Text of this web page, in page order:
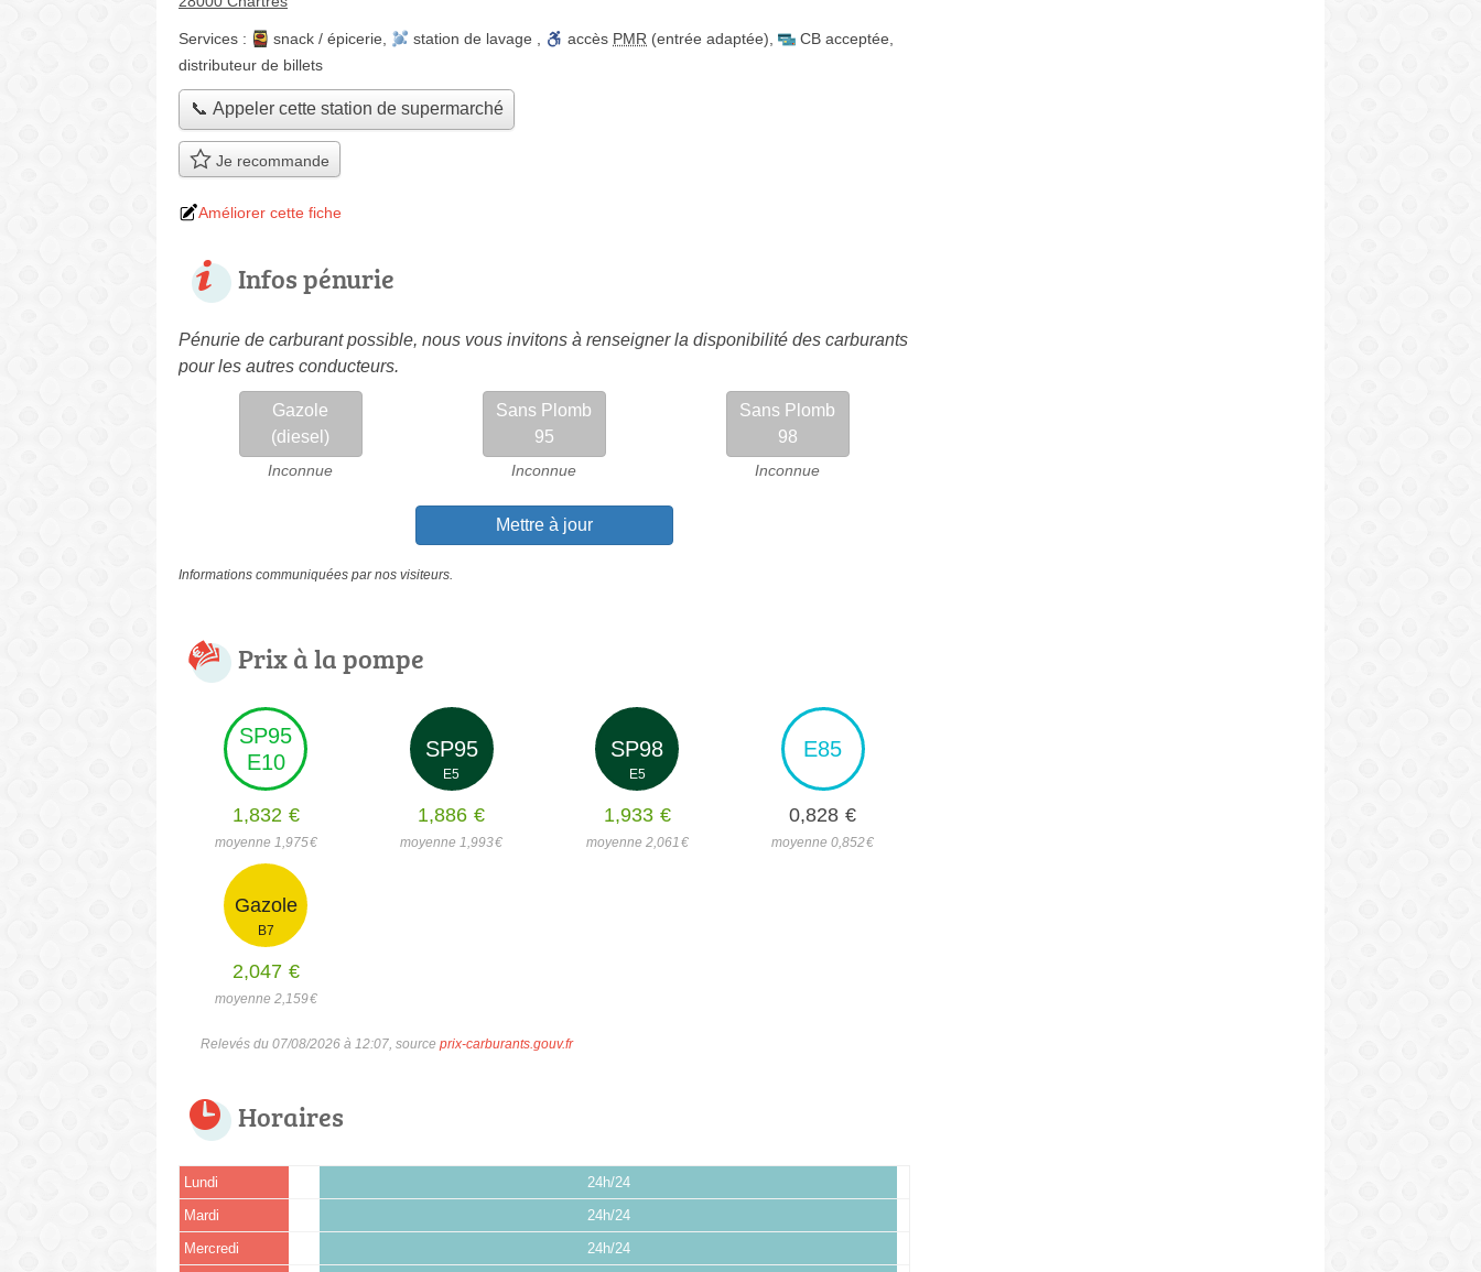
Services : snack / épicerie station de lavage accès PMR (entrée adaptée) CB acceptée
distributeur de billets
📞 Appeler cette station de supermarché
Je recommande
Améliorer cette fiche
Infos pénurie
Pénurie de carburant possible, nous vous invitons à renseigner la disponibilité des carburants
pour les autres conducteurs.
Gazole
(diesel)
Inconnue
Sans Plomb
95
Inconnue
Sans Plomb
98
Inconnue
Mettre à jour
Informations communiquées par nos visiteurs.
Prix à la pompe
SP95
E10
1,832 €
moyenne 1,975€
SP95
E5
1,886 €
moyenne 1,993€
SP98
E5
1,933 €
moyenne 2,061€
E85
0,828 €
moyenne 0,852€
Gazole
B7
2,047 €
moyenne 2,159€
Relevés du 07/08/2026 à 12:07, source prix-carburants.gouv.fr
Horaires
Lundi 24h/24
Mardi 24h/24
Mercredi 24h/24